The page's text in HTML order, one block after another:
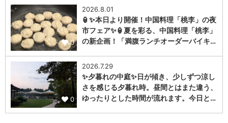
0
2026.8.01
🏮✨本日より開催！中国料理「桃李」の夜
市フェア✨🏮夏を彩る、中国料理「桃李」
の新企画！「満腹ランチオーダーバイキ…
0
2026.7.29
✨夕暮れの中庭✨日が傾き、少しずつ涼し
さを感じる夕暮れ時。昼間とはまた違う、
ゆったりとした時間が流れます。今日と…